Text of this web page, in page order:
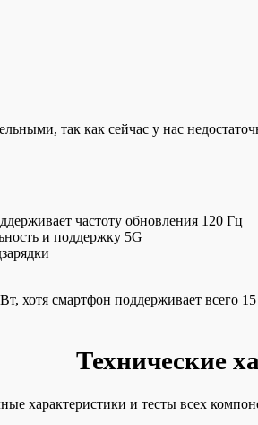
так как сейчас у нас
частоту обновления 120 Гц
и поддержку 5G
хотя смартфон поддерживает всего
Технические
характеристики и тесты всех